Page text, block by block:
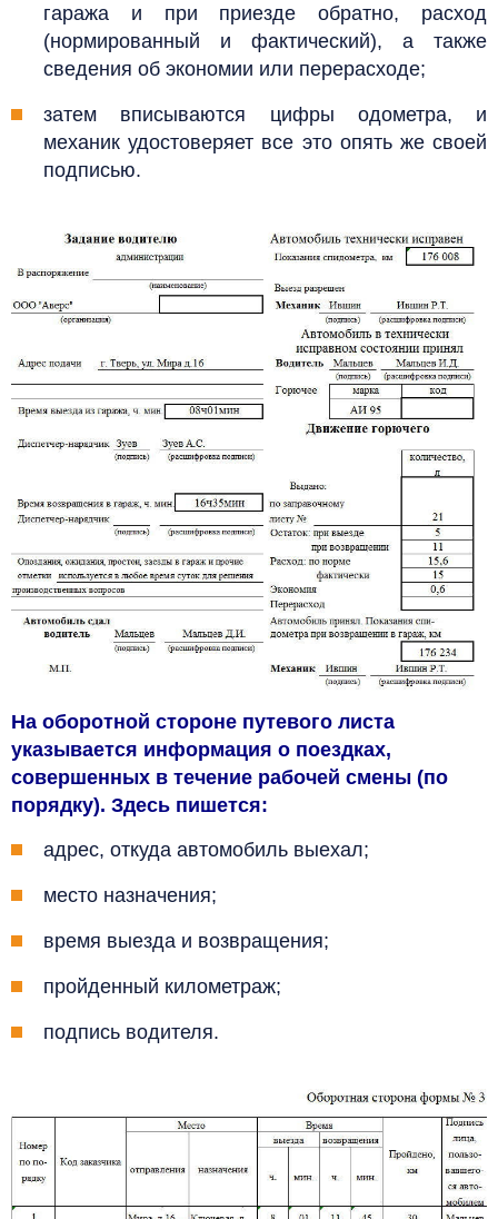
гаража и при приезде обратно, расход
(нормированный и фактический), а также
сведения об экономии или перерасходе;
затем вписываются цифры одометра, и
механик удостоверяет все это опять же своей
подписью.
На оборотной стороне путевого листа
указывается информация о поездках,
совершенных в течение рабочей смены (по
порядку). Здесь пишется:
адрес, откуда автомобиль выехал;
место назначения;
время выезда и возвращения;
пройденный километраж;
подпись водителя.